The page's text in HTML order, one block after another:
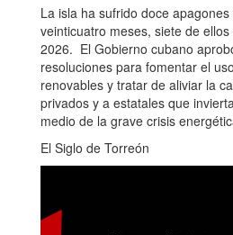
La isla ha sufrido doce
veinticuatro meses, siete de
2026. El Gobierno cubano
resoluciones para fomentar el
renovables y tratar de aliviar la
privados y a estatales que
medio de la grave crisis
El Siglo de Torreón